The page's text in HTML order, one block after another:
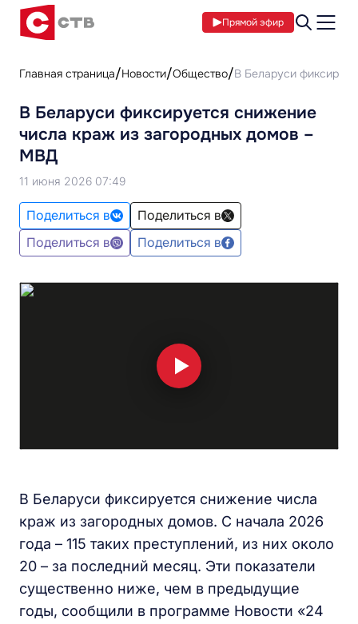
Прямой эфир
Главная страница Новости Общество В Беларуси
В Беларуси фиксируется снижение
числа краж из загородных домов –
МВД
11 июня 2026 07:49
Поделиться в
Поделиться в
Поделиться в
Поделиться в
В Беларуси фиксируется снижение числа
краж из загородных домов. С начала 2026
года – 115 таких преступлений, из них около
20 – за последний месяц. Эти показатели
существенно ниже, чем в предыдущие
годы, сообщили в программе Новости «24